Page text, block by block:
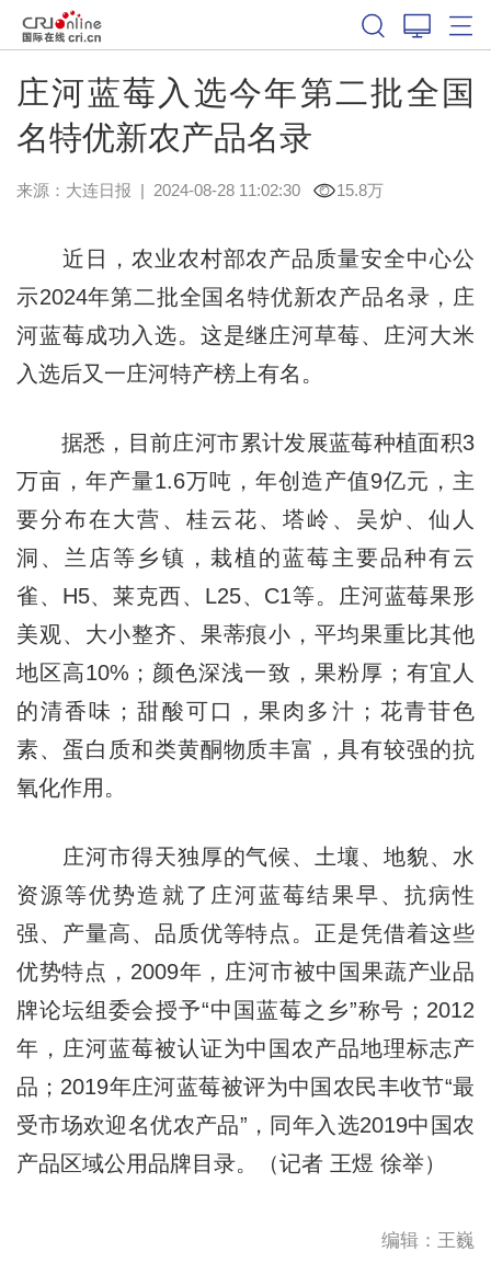
庄河蓝莓入选今年第二批全国
名特优新农产品名录
来源： 大连日报 | 2024-08-28 11:02:30 15.8万
近日，农业农村部农产品质量安全中心公
示2024年第二批全国名特优新农产品名录，庄
河蓝莓成功入选。这是继庄河草莓、庄河大米
入选后又一庄河特产榜上有名。
据悉，目前庄河市累计发展蓝莓种植面积3
万亩，年产量1.6万吨，年创造产值9亿元，主
要分布在大营、桂云花、塔岭、吴炉、仙人
洞、兰店等乡镇，栽植的蓝莓主要品种有云
雀、H5、莱克西、L25、C1等。庄河蓝莓果形
美观、大小整齐、果蒂痕小，平均果重比其他
地区高10%；颜色深浅一致，果粉厚；有宜人
的清香味；甜酸可口，果肉多汁；花青苷色
素、蛋白质和类黄酮物质丰富，具有较强的抗
氧化作用。
庄河市得天独厚的气候、土壤、地貌、水
资源等优势造就了庄河蓝莓结果早、抗病性
强、产量高、品质优等特点。正是凭借着这些
优势特点，2009年，庄河市被中国果蔬产业品
牌论坛组委会授予“中国蓝莓之乡”称号；2012
年，庄河蓝莓被认证为中国农产品地理标志产
品；2019年庄河蓝莓被评为中国农民丰收节“最
受市场欢迎名优农产品”，同年入选2019中国农
产品区域公用品牌目录。（记者 王煜 徐举）
编辑：王巍